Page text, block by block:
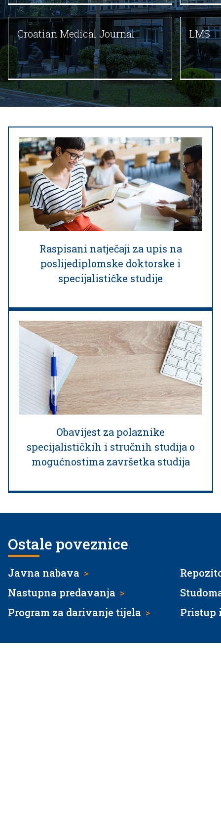
Croatian Medical Journal LMS
Raspisani natječaji za upis na
poslijediplomske doktorske i
specijalističke studije
Obavijest za polaznike
specijalističkih i stručnih studija o
mogućnostima završetka studija
Ostale poveznice
Javna nabava >
Nastupna predavanja >
Program za darivanje tijela >
Pristup